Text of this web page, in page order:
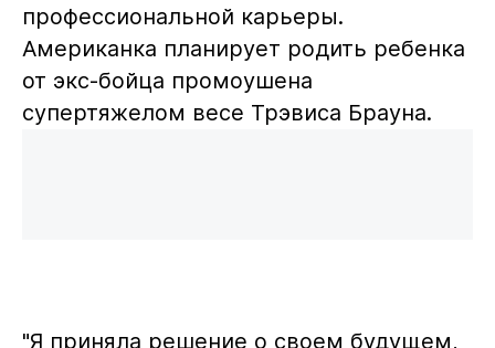
профессиональной карьеры.
Американка планирует родить ребенка
от экс-бойца промоушена
супертяжелом весе Трэвиса Брауна.
"Я приняла решение о своем будущем,